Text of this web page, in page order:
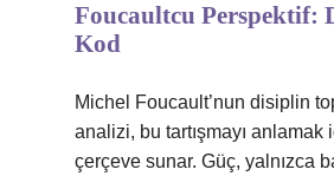
Foucaultcu Perspektif:
Kod
Michel Foucault’nun disiplin
analizi, bu tartışmayı anlamak
çerçeve sunar. Güç, yalnızca